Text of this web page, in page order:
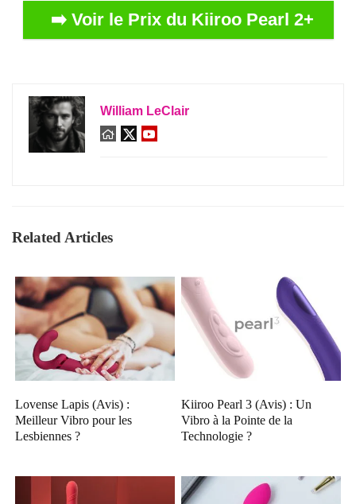
➡️ Voir le Prix du Kiiroo Pearl 2+
William LeClair
Related Articles
Lovense Lapis (Avis) :
Meilleur Vibro pour les
Lesbiennes ?
Kiiroo Pearl 3 (Avis) : Un
Vibro à la Pointe de la
Technologie ?